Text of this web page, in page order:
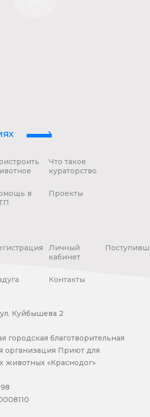
Что такое
кураторство
в
Проекты
Личный
кабинет
Контакты
Куйбышева 2
городская благотворительная
организация Приют для
животных «Краснодог»